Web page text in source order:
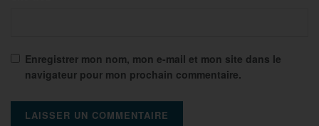
Enregistrer mon nom, mon e-mail et mon site dans le
navigateur pour mon prochain commentaire.